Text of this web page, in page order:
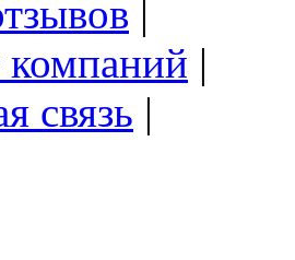
компаний |
связь |